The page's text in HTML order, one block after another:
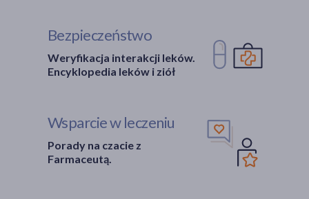
Bezpieczeństwo
Weryfikacja interakcji leków.
Encyklopedia leków i ziół
Wsparcie w leczeniu
Porady na czacie z
Farmaceutą.